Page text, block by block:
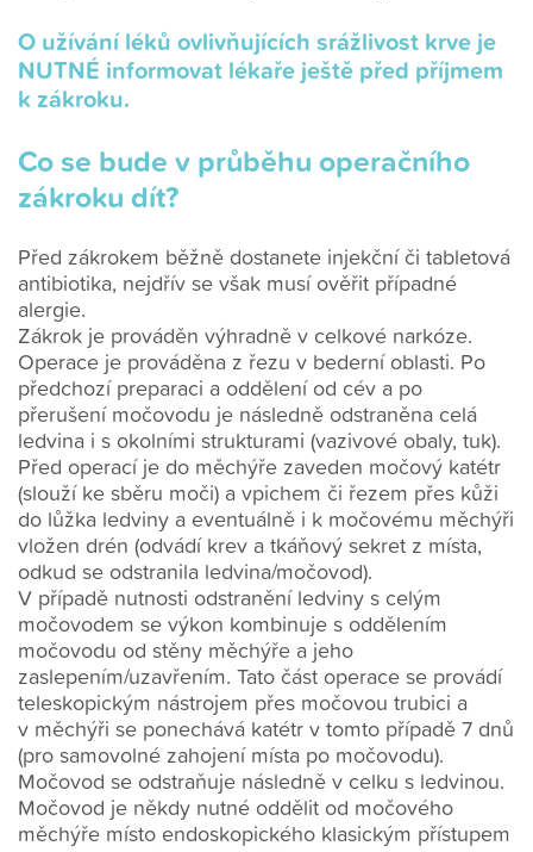
O užívání léků ovlivňujících srážlivost krve je
NUTNÉ informovat lékaře ještě před příjmem
k zákroku.
Co se bude v průběhu operačního
zákroku dít?
Před zákrokem běžně dostanete injekční či tabletová
antibiotika, nejdřív se však musí ověřit případné
alergie.
Zákrok je prováděn výhradně v celkové narkóze.
Operace je prováděna z řezu v bederní oblasti. Po
předchozí preparaci a oddělení od cév a po
přerušení močovodu je následně odstraněna celá
ledvina i s okolními strukturami (vazivové obaly, tuk).
Před operací je do měchýře zaveden močový katétr
(slouží ke sběru moči) a vpichem či řezem přes kůži
do lůžka ledviny a eventuálně i k močovému měchýři
vložen drén (odvádí krev a tkáňový sekret z místa,
odkud se odstranila ledvina/močovod).
V případě nutnosti odstranění ledviny s celým
močovodem se výkon kombinuje s oddělením
močovodu od stěny měchýře a jeho
zaslepením/uzavřením. Tato část operace se provádí
teleskopickým nástrojem přes močovou trubici a
v měchýři se ponechává katétr v tomto případě 7 dnů
(pro samovolné zahojení místa po močovodu).
Močovod se odstraňuje následně v celku s ledvinou.
Močovod je někdy nutné oddělit od močového
měchýře místo endoskopického klasickým přístupem